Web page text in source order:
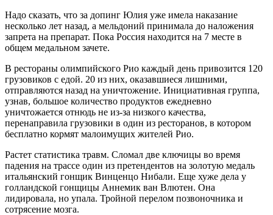
Надо сказать, что за допинг Юлия уже имела наказание
несколько лет назад, а мельдоний принимала до наложения
запрета на препарат. Пока Россия находится на 7 месте в
общем медальном зачете.
В рестораны олимпийского Рио каждый день привозится 120
грузовиков с едой. 20 из них, оказавшиеся лишними,
отправляются назад на уничтожение. Инициативная группа,
узнав, большое количество продуктов ежедневно
уничтожается отнюдь не из-за низкого качества,
перенаправила грузовики в один из ресторанов, в котором
бесплатно кормят малоимущих жителей Рио.
Растет статистика травм. Сломал две ключицы во время
падения на трассе один из претендентов на золотую медаль
итальянский гонщик Винценцо Нибали. Еще хуже дела у
голландской гонщицы Аннемик ван Влютен. Она
лидировала, но упала. Тройной перелом позвоночника и
сотрясение мозга.